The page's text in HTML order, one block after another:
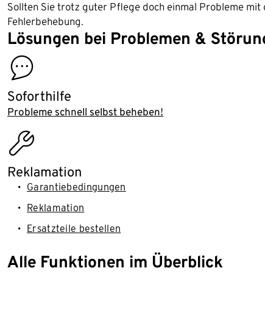
Sollten Sie trotz guter Pflege doch einmal Probleme
Fehlerbehebung.
Lösungen bei Problemen &
contact
Soforthilfe
Probleme schnell selbst beheben!
assembly_installation
Reklamation
Garantiebedingungen
Reklamation
Ersatzteile bestellen
Alle Funktionen im Überblick